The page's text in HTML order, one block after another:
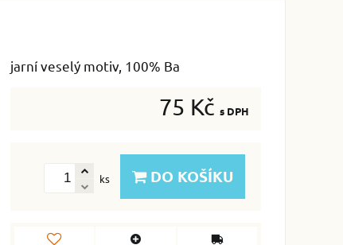
jarní veselý motiv, 100% Ba
75 Kč s DPH
ks DO KOŠÍKU